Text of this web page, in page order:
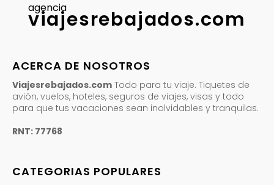
agencia
viajesrebajados.com
ACERCA DE NOSOTROS
Viajesrebajados.com Todo para tu viaje. Tiquetes de
avión, vuelos, hoteles, seguros de viajes, visas y todo
para que tus vacaciones sean inolvidables y tranquilas.
RNT: 77768
CATEGORIAS POPULARES